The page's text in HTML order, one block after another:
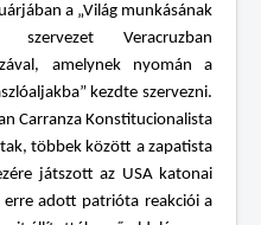
a „Világ munkásának
szervezet Veracruzban
amelynek nyomán a
kezdte szervezni.
Carranza Konstitucionalista
többek között a zapatista
játszott az USA katonai
adott patrióta reakciói a